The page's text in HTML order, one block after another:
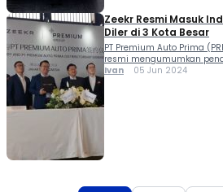
Zeekr Resmi Masuk
Diler di 3 Kota Besar
PT Premium Auto Prima
resmi mengumumkan
kerjasama dengan Zeekr,
Ivan 05 Jun 2024